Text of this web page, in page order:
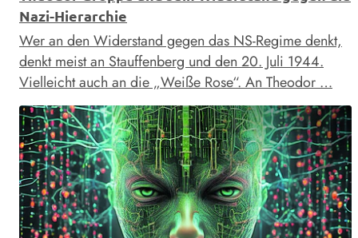
Nazi-Hierarchie
Wer an den Widerstand gegen das NS-Regime denkt,
denkt meist an Stauffenberg und den 20. Juli 1944.
Vielleicht auch an die „Weiße Rose“. An Theodor …